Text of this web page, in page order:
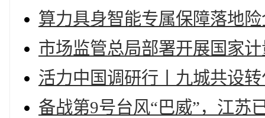
算力具身智能专属保障落地
市场监管总局部署开展国家
活力中国调研行丨九城共设
备战第9号台风“巴威”，江苏